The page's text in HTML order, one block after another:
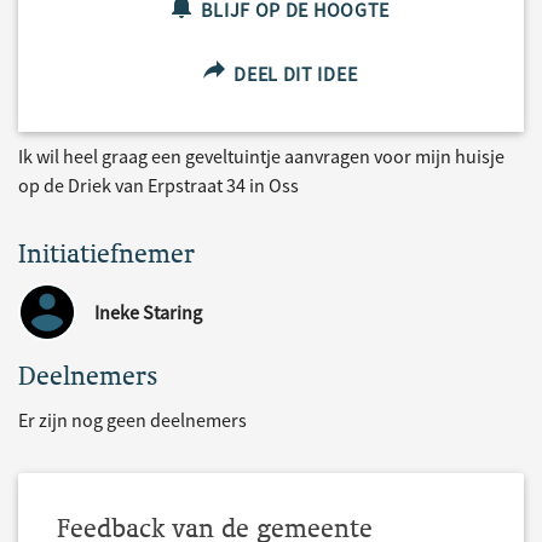
BLIJF OP DE HOOGTE
DEEL DIT IDEE
Ik wil heel graag een geveltuintje aanvragen voor mijn huisje
op de Driek van Erpstraat 34 in Oss
Initiatiefnemer
Ineke Staring
Deelnemers
Er zijn nog geen deelnemers
Feedback van de gemeente